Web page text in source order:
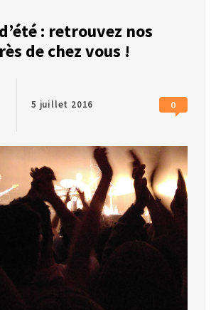
: retrouvez nos
de chez vous !
5 juillet 2016 0